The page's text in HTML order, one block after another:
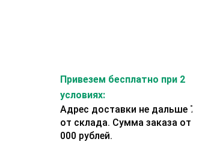
Привезем бесплатно при 2
условиях:
Адрес доставки не дальше 70 км
от склада. Сумма заказа от 200
000 рублей.